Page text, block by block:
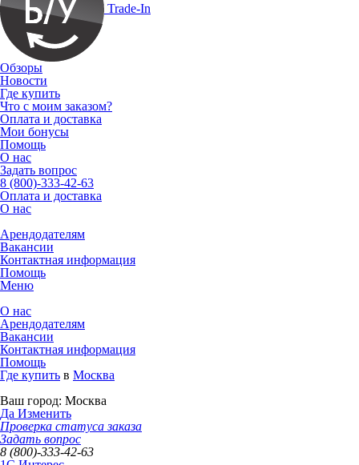
Trade-In
Обзоры
Новости
Где купить
Что с моим заказом?
Оплата и доставка
Мои бонусы
Помощь
О нас
Задать вопрос
8 (800)-333-42-63
Оплата и доставка
О нас
Арендодателям
Вакансии
Контактная информация
Помощь
Меню
О нас
Арендодателям
Вакансии
Контактная информация
Помощь
Где купить в Москва
Ваш город: Москва
Да Изменить
Проверка статуса заказа
Задать вопрос
8 (800)-333-42-63